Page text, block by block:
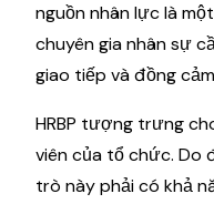
nguồn nhân lực là
chuyên gia nhân sự
giao tiếp và đồng
HRBP tượng trưng
viên của tổ chức. Do
trò này phải có khả